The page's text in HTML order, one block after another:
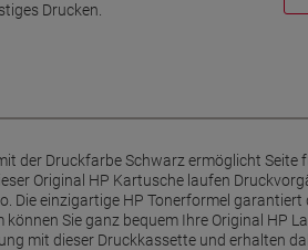
Drucken.
der Druckfarbe Schwarz ermöglicht
Original HP Kartusche laufen
Die einzigartige HP Tonerformel
Sie ganz bequem Ihre Original HP
mit dieser Druckkassette und erhalten